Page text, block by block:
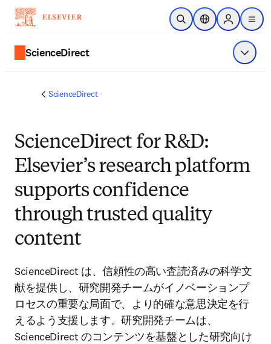
メインのコンテンツにスキップ
検索を開くロケーションセレ
Sign in to
menu
ScienceDirect メニュ
ScienceDirect
ScienceDirect for R&D:
Elsevier’s research platform
supports confidence
through trusted quality
content
ScienceDirect は、信頼性の高い査読済みの科学文
献を提供し、研究開発チームがイノベーションプ
ロセスの重要な局面で、より的確な意思決定を行
えるよう支援します。研究開発チームは、
ScienceDirect のコンテンツを基盤とした研究向け